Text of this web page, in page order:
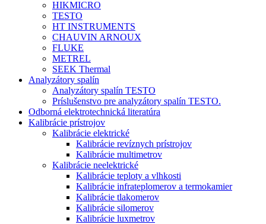
HIKMICRO
TESTO
HT INSTRUMENTS
CHAUVIN ARNOUX
FLUKE
METREL
SEEK Thermal
Analyzátory spalín
Analyzátory spalín TESTO
Príslušenstvo pre analyzátory spalín TESTO.
Odborná elektrotechnická literatúra
Kalibrácie prístrojov
Kalibrácie elektrické
Kalibrácie revíznych prístrojov
Kalibrácie multimetrov
Kalibrácie neelektrické
Kalibrácie teploty a vlhkosti
Kalibrácie infrateplomerov a termokamier
Kalibrácie tlakomerov
Kalibrácie silomerov
Kalibrácie luxmetrov